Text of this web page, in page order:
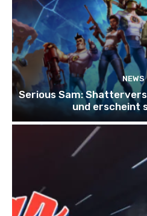
NEWS
Serious Sam:
und erscheint